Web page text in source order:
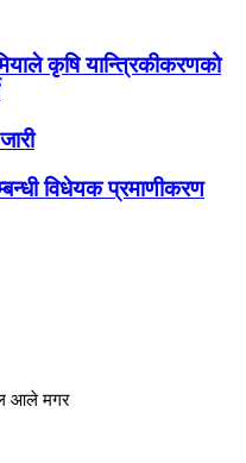
कृषि यान्त्रिकीकरणको
विधेयक प्रमाणीकरण
आले मगर